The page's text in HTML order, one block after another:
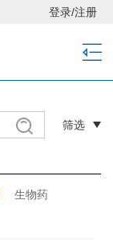
登录/注册
筛选
生物药